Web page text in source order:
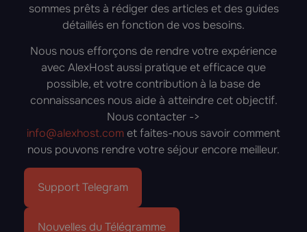
sommes prêts à rédiger des articles et des guides
détaillés en fonction de vos besoins.
Nous nous efforçons de rendre votre expérience
avec AlexHost aussi pratique et efficace que
possible, et votre contribution à la base de
connaissances nous aide à atteindre cet objectif.
Nous contacter ->
info@alexhost.com et faites-nous savoir comment
nous pouvons rendre votre séjour encore meilleur.
Support Telegram
Nouvelles du Télégramme